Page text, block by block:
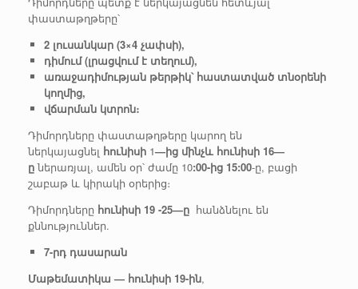
փաստաթղթերը՝
2 լուսանկար (3×4 չափսի),
դիմում (լրացվում է տեղում),
առաջադիմության թերթիկ՝ հաստատված տնօրենի
կողմից,
վճարման կտրոն։
Դիմորդները փաստաթղթերը կարող են
ներկայացնել հունիսի 1—ից մինչև հունիսի 16—
ըներառյալ, ամեն օր՝ ժամը 10:00-ից 15:00-ը, բացի
շաբաթ և կիրակի օրերից։
Դիմորդները հունիսի 19 -25—ը հանձնելու են
քննություններ.
7-րդ դասարան
Մաթեմատիկա — հունիսի 19-ին,